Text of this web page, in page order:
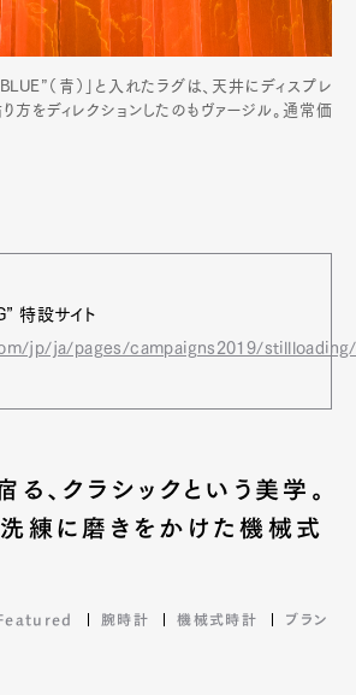
Columnist
About
Contact
（青）」と入れたラグは、天井にディスプレ
方をディレクションしたのもヴァージル。通常価
特設サイト
jp/ja/pages/campaigns2019/stillloading/
る、クラシックという美学。
練に磨きをかけた機械式
腕時計 機械式時計
ブラン